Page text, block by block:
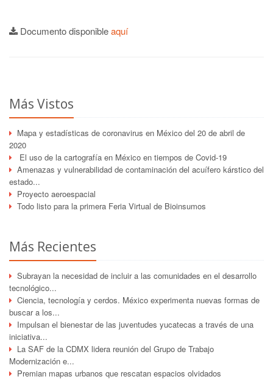
Documento disponibleaquí
Más Vistos
Mapa y estadísticas de coronavirus en México del 20 de abril de
2020
El uso de la cartografía en México en tiempos de Covid-19
Amenazas y vulnerabilidad de contaminación del acuífero kárstico del
estado...
Proyecto aeroespacial
Todo listo para la primera Feria Virtual de Bioinsumos
Más Recientes
Subrayan la necesidad de incluir a las comunidades en el desarrollo
tecnológico...
Ciencia, tecnología y cerdos. México experimenta nuevas formas de
buscar a los...
Impulsan el bienestar de las juventudes yucatecas a través de una
iniciativa...
La SAF de la CDMX lidera reunión del Grupo de Trabajo
Modernización e...
Premian mapas urbanos que rescatan espacios olvidados